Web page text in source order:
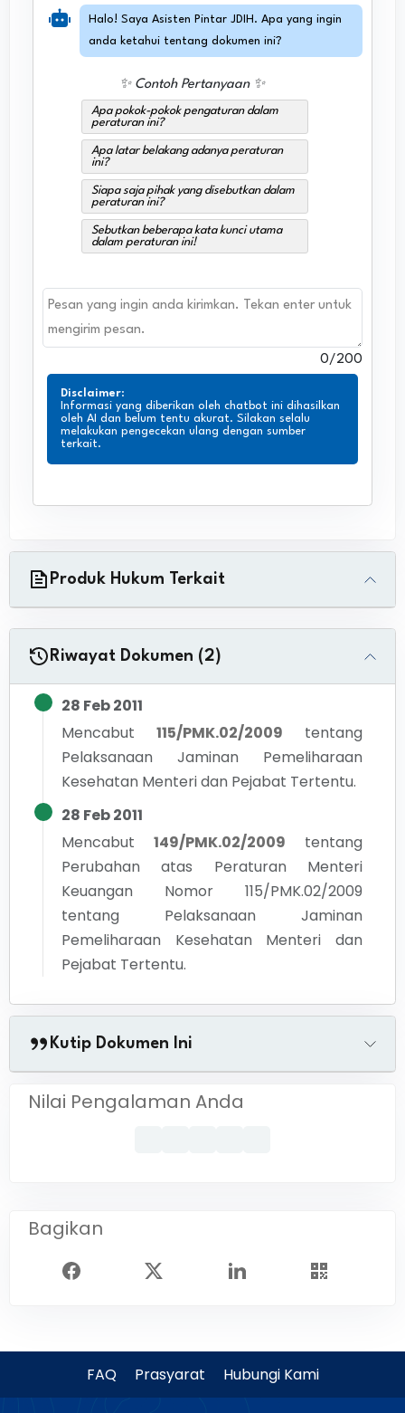
✨ Contoh Pertanyaan ✨
Apa pokok-pokok pengaturan dalam
peraturan ini?
Apa latar belakang adanya peraturan
ini?
Siapa saja pihak yang disebutkan dalam
peraturan ini?
Sebutkan beberapa kata kunci utama
dalam peraturan ini!
Halo! Saya Asisten Pintar JDIH. Apa yang ingin
anda ketahui tentang dokumen ini?
0/200
Disclaimer:
Informasi yang diberikan oleh chatbot ini dihasilkan
oleh AI dan belum tentu akurat. Silakan selalu
melakukan pengecekan ulang dengan sumber
terkait.
Produk Hukum Terkait
Riwayat Dokumen (2)
28 Feb 2011
Mencabut
115/PMK.02/2009
tentang
Pelaksanaan Jaminan Pemeliharaan
Kesehatan Menteri dan Pejabat Tertentu.
28 Feb 2011
Mencabut
149/PMK.02/2009
tentang
Perubahan atas Peraturan Menteri
Keuangan Nomor 115/PMK.02/2009
tentang Pelaksanaan Jaminan
Pemeliharaan Kesehatan Menteri dan
Pejabat Tertentu.
Kutip Dokumen Ini
Nilai Pengalaman Anda
Bagikan
FAQ Prasyarat Hubungi Kami